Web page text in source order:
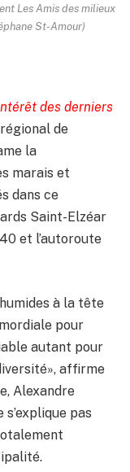
Les Amis des milieux
St-Amour)
des derniers
de
la
marais et
dans ce
Saint-Elzéar
et l’autoroute
à la tête
pour
autant pour
affirme
Alexandre
pas